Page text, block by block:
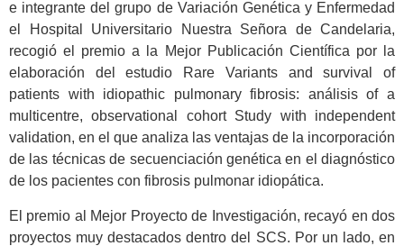
e integrante del grupo de Variación Genética y Enfermedad
el Hospital Universitario Nuestra Señora de Candelaria,
recogió el premio a la Mejor Publicación Científica por la
elaboración del estudio Rare Variants and survival of
patients with idiopathic pulmonary fibrosis: análisis of a
multicentre, observational cohort Study with independent
validation, en el que analiza las ventajas de la incorporación
de las técnicas de secuenciación genética en el diagnóstico
de los pacientes con fibrosis pulmonar idiopática.
El premio al Mejor Proyecto de Investigación, recayó en dos
proyectos muy destacados dentro del SCS. Por un lado, en